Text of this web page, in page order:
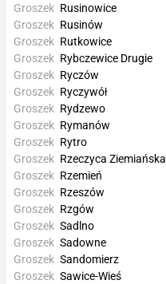
Groszek Rusinowice
Groszek Rusinów
Groszek Rutkowice
Groszek Rybczewice Drugie
Groszek Ryczów
Groszek Ryczywół
Groszek Rydzewo
Groszek Rymanów
Groszek Rytro
Groszek Rzeczyca Ziemiańska
Groszek Rzemień
Groszek Rzeszów
Groszek Rzgów
Groszek Sadlno
Groszek Sadowne
Groszek Sandomierz
Groszek Sawice-Wieś